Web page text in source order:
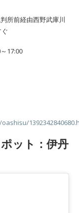
所前経由西野武庫川
17:00
ット：伊丹